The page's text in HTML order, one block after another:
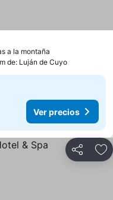
a la montaña
de: Luján de Cuyo
Ver precios
Compartir